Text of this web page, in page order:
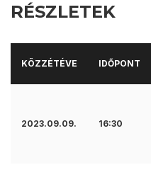
RÉSZLETEK
KÖZZÉTÉVE IDŐPONT
2023.09.09. 16:30